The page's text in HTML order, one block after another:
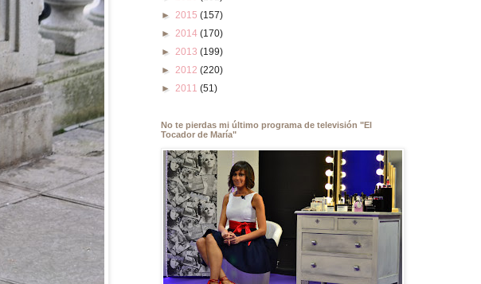
► 2015 (157)
► 2014 (170)
► 2013 (199)
► 2012 (220)
► 2011 (51)
No te pierdas mi último programa de televisión "El
Tocador de María"